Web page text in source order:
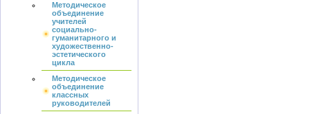
Методическое
объединение
учителей
социально-
гуманитарного и
художественно-
эстетического
цикла
Методическое
объединение
классных
руководителей